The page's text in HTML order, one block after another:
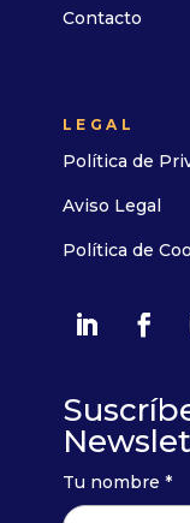
Contacto
LEGAL
Política de
Aviso Legal
Política de
Tu nombre *